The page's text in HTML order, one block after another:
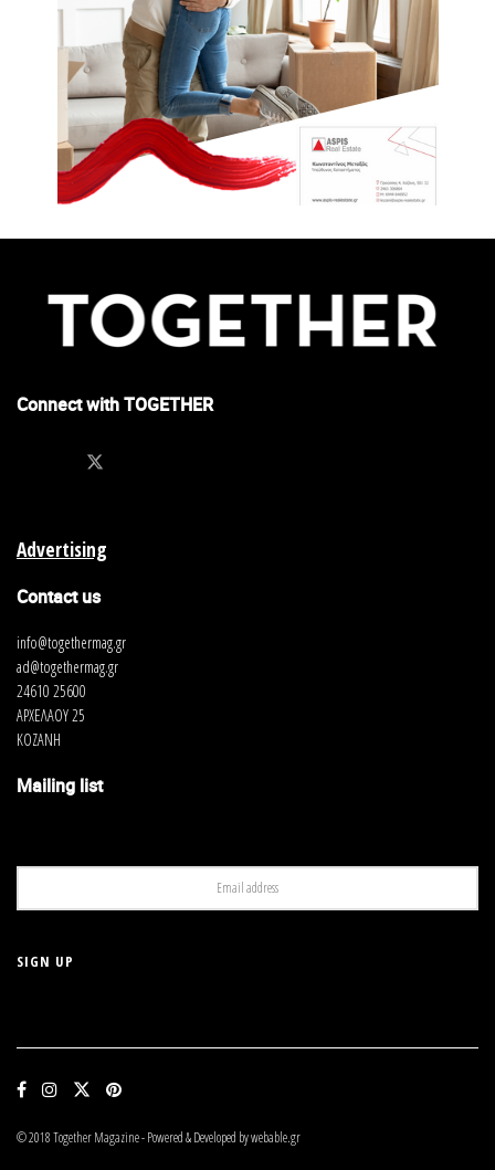
Connect with TOGETHER
Advertising
Contact us
info@togethermag.gr
ad@togethermag.gr
24610 25600
ΑΡΧΕΛΑΟΥ 25
ΚΟΖΑΝΗ
Mailing list
© 2018 Together Magazine - Powered & Developed by webable.gr